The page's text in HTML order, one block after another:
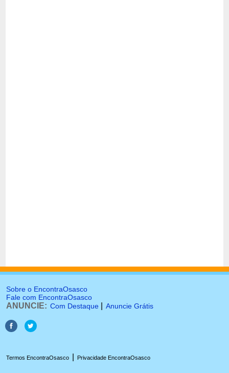
Sobre o EncontraOsasco
Fale com EncontraOsasco
ANUNCIE: Com Destaque Anuncie Grátis
Termos EncontraOsasco Privacidade EncontraOsasco